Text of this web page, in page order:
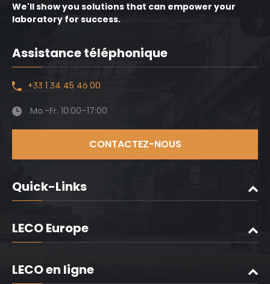
We'll show you solutions that can empower your
laboratory for success.
Assistance téléphonique
+33 1 34 45 46 00
Mo.-Fr. 10:00–17:00
CONTACTEZ-NOUS
Quick-Links
LECO Europe
LECO en ligne